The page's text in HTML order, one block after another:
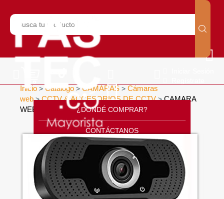
¿DONDÉ COMPRAR?
CONTÁCTANOS
SOPORTE
CÁTALOGO
INICIO
Inicio > Catálogo > CÁMARAS > Cámaras
web>CCTV & ACCESORIOS DE CCTV>CAMARA
WEB 720P
>